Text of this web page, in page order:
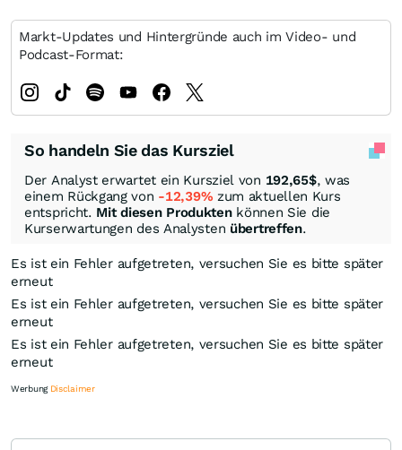
Markt-Updates und Hintergründe auch im Video- und
Podcast-Format:
So handeln Sie das Kursziel
Der Analyst erwartet ein Kursziel von 192,65$, was
einem Rückgang von -12,39% zum aktuellen Kurs
entspricht. Mit diesen Produktenkönnen Sie die
Kurserwartungen des Analysten übertreffen.
Es ist ein Fehler aufgetreten, versuchen Sie es bitte später
erneut
Es ist ein Fehler aufgetreten, versuchen Sie es bitte später
erneut
Es ist ein Fehler aufgetreten, versuchen Sie es bitte später
erneut
Werbung Disclaimer